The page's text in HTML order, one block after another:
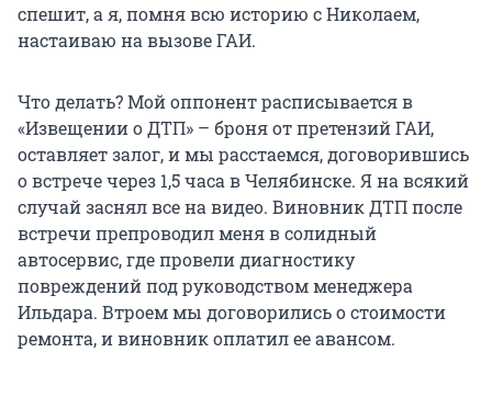
спешит, а я, помня всю историю с Николаем,
настаиваю на вызове ГАИ.
Что делать? Мой оппонент расписывается в
«Извещении о ДТП» – броня от претензий ГАИ,
оставляет залог, и мы расстаемся, договорившись
о встрече через 1,5 часа в Челябинске. Я на всякий
случай заснял все на видео. Виновник ДТП после
встречи препроводил меня в солидный
автосервис, где провели диагностику
повреждений под руководством менеджера
Ильдара. Втроем мы договорились о стоимости
ремонта, и виновник оплатил ее авансом.